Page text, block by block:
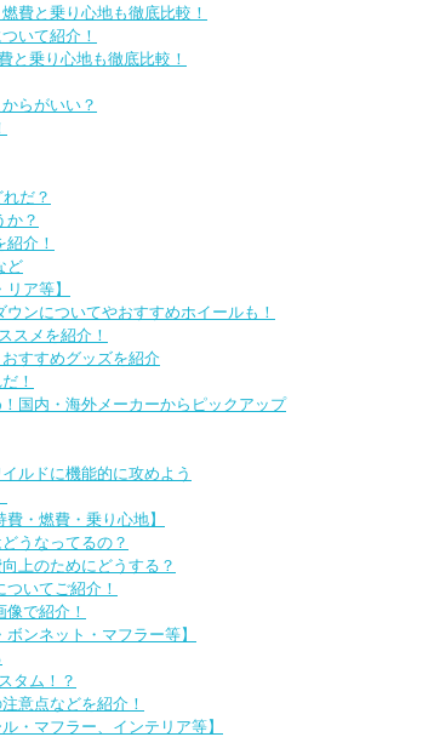
費と乗り心地も徹底比較！
いて紹介！
と乗り心地も徹底比較！
らがいい？
だ？
か？
介！
ど
ア等】
ンについてやおすすめホイールも！
スメを紹介！
すすめグッズを紹介
！
国内・海外メーカーからピックアップ
ルドに機能的に攻めよう
・燃費・乗り心地】
うなってるの？
上のためにどうする？
いてご紹介！
で紹介！
ンネット・マフラー等】
タム！？
意点などを紹介！
・マフラー、インテリア等】